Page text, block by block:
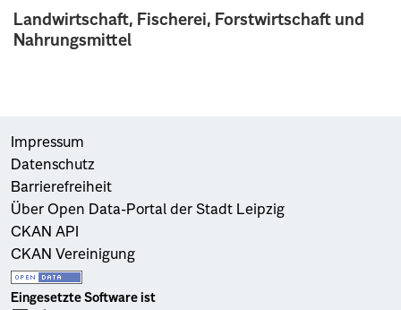
Landwirtschaft, Fischerei, Forstwirtschaft und
Nahrungsmittel
Impressum
Datenschutz
Barrierefreiheit
Über Open Data-Portal der Stadt Leipzig
CKAN API
CKAN Vereinigung
Eingesetzte Software ist